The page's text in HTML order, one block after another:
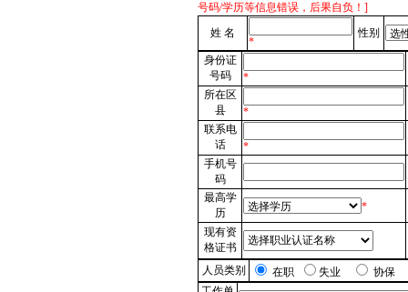
号码/学历等信息错误，后果自负！]
姓 名
*
性别
身份证
号码
*
所在区
县
*
联系电
话
*
手机号
码
最高学
历
*
现有资
格证书
人员类别 在职 失业
协保